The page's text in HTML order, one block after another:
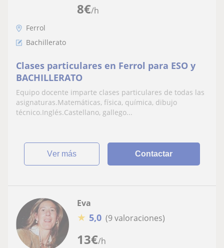
8€/h
Ferrol
Bachillerato
Clases particulares en Ferrol para ESO y
BACHILLERATO
Equipo docente imparte clases particulares de todas las
asignaturas.Matemáticas, física, química, dibujo
técnico.Inglés.Castellano, gallego...
ver más Contactar
13€/h
Eva
★ 5,0 (9 valoraciones)